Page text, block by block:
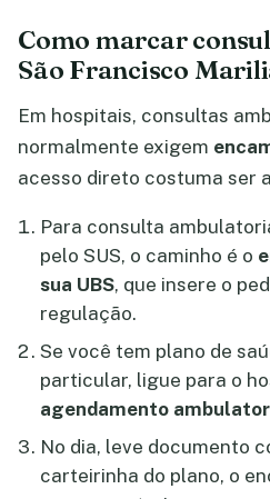
Como marcar
São Francisco
Em hospitais, consultas
normalmente exigem
acesso direto costuma ser
Para consulta
pelo SUS, o caminho é o
sua UBS, que insere o
regulação.
Se você tem plano de
particular, ligue para o
agendamento
No dia, leve documento
carteirinha do plano, o